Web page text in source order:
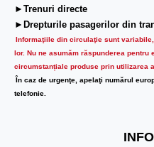
►Trenuri directe
►Drepturile pasagerilor din
Informaţiile din circulaţie sunt
lor. Nu ne asumăm răspunderea
circumstanțiale produse prin utilizarea
În caz de urgenţe, apelaţi numărul
telefonie.
INFO